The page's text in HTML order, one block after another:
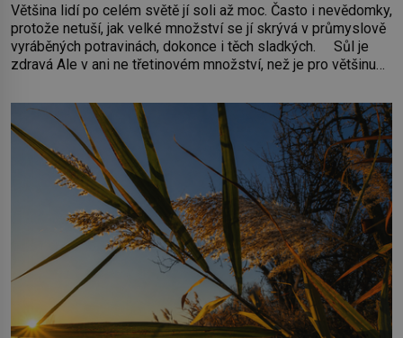
Většina lidí po celém světě jí soli až moc. Často i nevědomky,
protože netuší, jak velké množství se jí skrývá v průmyslově
vyráběných potravinách, dokonce i těch sladkých. Sůl je
zdravá Ale v ani ne třetinovém množství, než je pro většinu
zásadní pro správné hospodaření